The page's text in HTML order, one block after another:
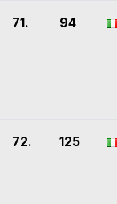
71. 94
72. 125